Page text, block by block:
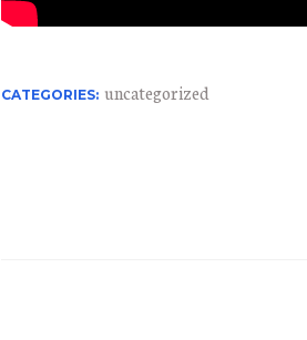
CATEGORIES: uncategorized